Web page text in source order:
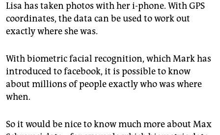
Lisa has taken photos with her i-phone. With GPS
coordinates, the data can be used to work out
exactly where she was.
With biometric facial recognition, which Mark has
introduced to facebook, it is possible to know
about millions of people exactly who was where
when.
So it would be nice to know much more about Max